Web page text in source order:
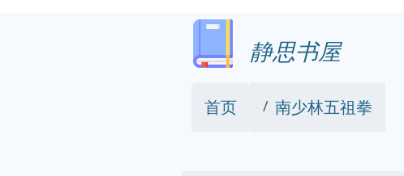
静思书屋
首页 南少林五祖拳